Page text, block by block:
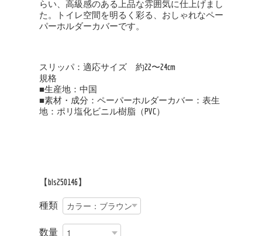
らい、高級感のある上品な雰囲気に仕上げまし
た。トイレ空間を明るく彩る、おしゃれなペー
パーホルダーカバーです。
スリッパ：適応サイズ 約22〜24cm
規格
■生産地：中国
■素材・成分：ペーパーホルダーカバー：表生
地：ポリ塩化ビニル樹脂（PVC）
【bls250146】
種類
数量